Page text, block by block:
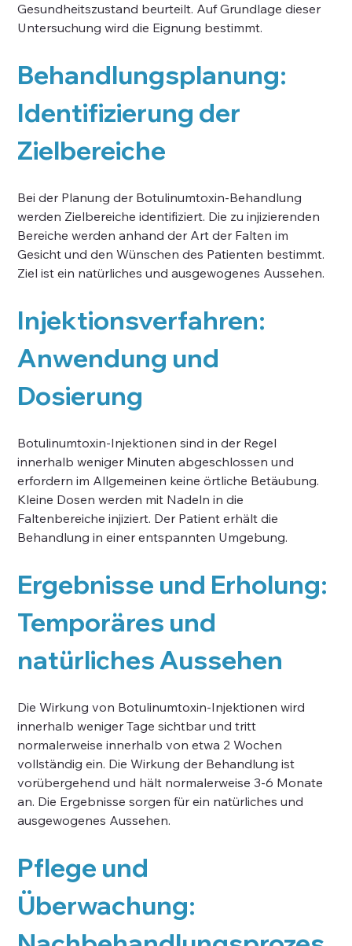
Gesundheitszustand beurteilt. Auf Grundlage dieser
Untersuchung wird die Eignung bestimmt.
Behandlungsplanung:
Identifizierung der
Zielbereiche
Bei der Planung der Botulinumtoxin-Behandlung
werden Zielbereiche identifiziert. Die zu injizierenden
Bereiche werden anhand der Art der Falten im
Gesicht und den Wünschen des Patienten bestimmt.
Ziel ist ein natürliches und ausgewogenes Aussehen.
Injektionsverfahren:
Anwendung und
Dosierung
Botulinumtoxin-Injektionen sind in der Regel
innerhalb weniger Minuten abgeschlossen und
erfordern im Allgemeinen keine örtliche Betäubung.
Kleine Dosen werden mit Nadeln in die
Faltenbereiche injiziert. Der Patient erhält die
Behandlung in einer entspannten Umgebung.
Ergebnisse und Erholung:
Temporäres und
natürliches Aussehen
Die Wirkung von Botulinumtoxin-Injektionen wird
innerhalb weniger Tage sichtbar und tritt
normalerweise innerhalb von etwa 2 Wochen
vollständig ein. Die Wirkung der Behandlung ist
vorübergehend und hält normalerweise 3-6 Monate
an. Die Ergebnisse sorgen für ein natürliches und
ausgewogenes Aussehen.
Pflege und
Überwachung: